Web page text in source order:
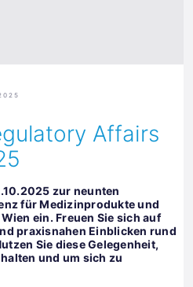
Affairs
zur neunten
für Medizinprodukte und
ein. Freuen Sie sich auf
praxisnahen Einblicken rund
Sie diese Gelegenheit,
und um sich zu